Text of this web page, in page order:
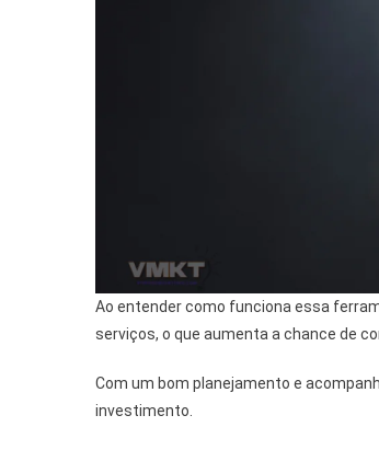
Ao entender como funciona essa
serviços, o que aumenta a chance de
Com um bom planejamento e
investimento.